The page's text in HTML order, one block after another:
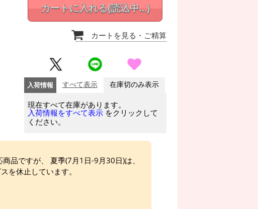
カートに入れる(読込中...)
カートを見る ・ご精算
入荷情報 すべて表示 在庫切のみ表示
現在すべて在庫があります。
入荷情報をすべて表示 をクリックして
ください。
商品ですが、 夏季(7月1日-9月30日)は、
を休止しています。